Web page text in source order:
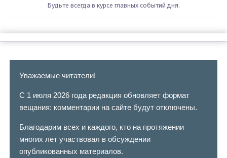
Будьте всегда в курсе главных событий дня.
Уважаемые читатели!
С 1 июля 2026 года редакция обновляет формат
вещания: комментарии на сайте будут отключены.
Благодарим всех и каждого, кто на протяжении
многих лет участвовал в обсуждении
опубликованных материалов.